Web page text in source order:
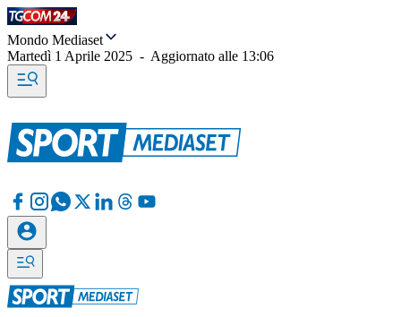
Mondo Mediaset
Martedì 1 Aprile 2025 - Aggiornato alle 13:06